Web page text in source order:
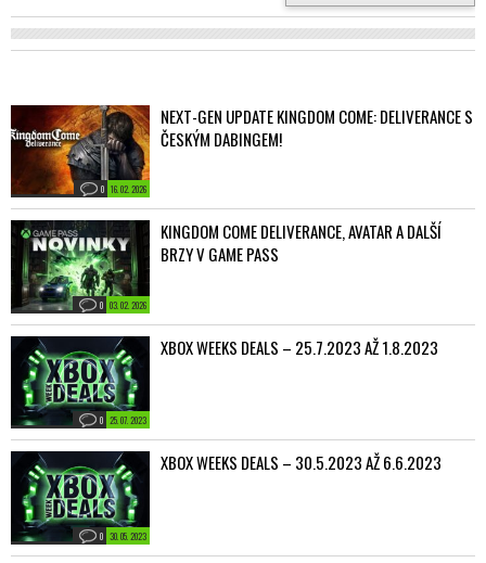
16. 02. 2026
0
NEXT-GEN UPDATE KINGDOM COME: DELIVERANCE S
ČESKÝM DABINGEM!
03. 02. 2026
0
KINGDOM COME DELIVERANCE, AVATAR A DALŠÍ
BRZY V GAME PASS
25. 07. 2023
0
XBOX WEEKS DEALS – 25.7.2023 AŽ 1.8.2023
30. 05. 2023
0
XBOX WEEKS DEALS – 30.5.2023 AŽ 6.6.2023